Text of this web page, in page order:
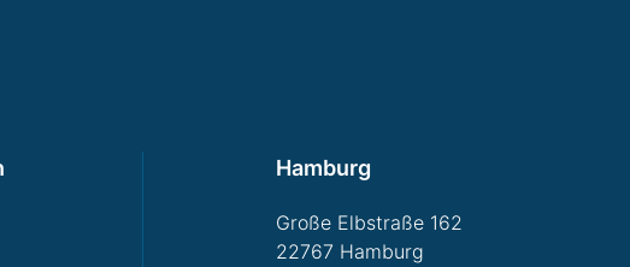
Hamburg
Große Elbstraße 162
22767 Hamburg